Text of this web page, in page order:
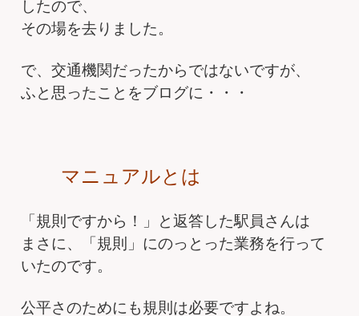
したので、
その場を去りました。
で、交通機関だったからではないですが、
ふと思ったことをブログに・・・
マニュアルとは
「規則ですから！」と返答した駅員さんは
まさに、「規則」にのっとった業務を行って
いたのです。
公平さのためにも規則は必要ですよね。